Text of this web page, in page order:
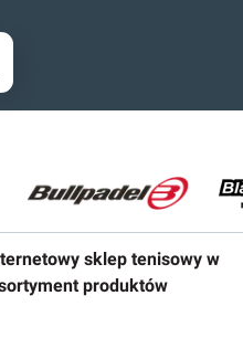
sklep tenisowy w
produktów